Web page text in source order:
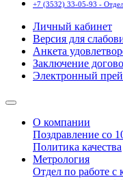
+7 (3532) 33-05-93 -
Личный кабинет
Версия для
Анкета
Заключение
Электронный
О компании
Поздравление со
Политика качества
Метрология
Отдел по работе с